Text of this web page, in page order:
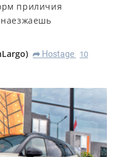
приличия
) R Hostage
10